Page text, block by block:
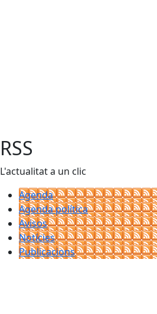
RSS
L'actualitat a un clic
Agenda
Agenda política
Avisos
Notícies
Publicacions